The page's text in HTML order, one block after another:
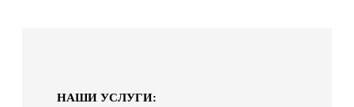
НАШИ УСЛУГИ: